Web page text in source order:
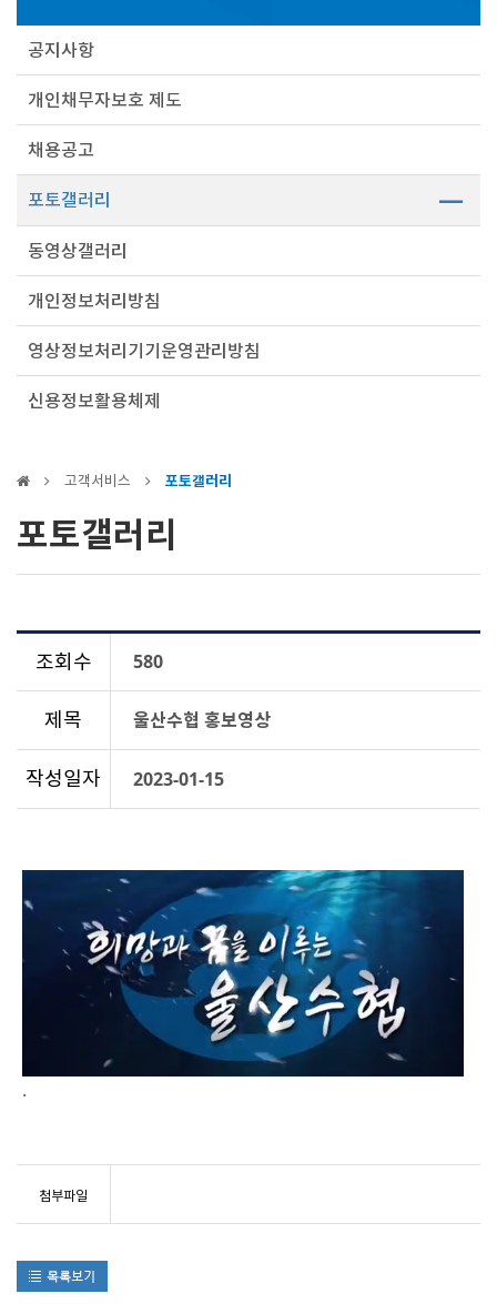
공지사항
개인채무자보호 제도
채용공고
포토갤러리
동영상갤러리
개인정보처리방침
영상정보처리기기운영관리방침
신용정보활용체제
고객서비스 포토갤러리
포토갤러리
조회수 580
제목 울산수협 홍보영상
작성일자 2023-01-15
.
첨부파일